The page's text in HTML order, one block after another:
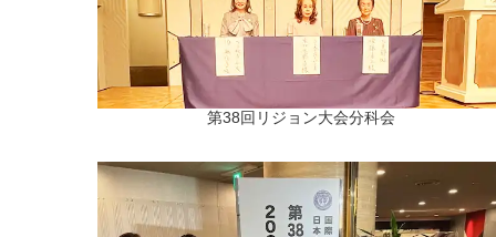
第38回リジョン大会分科会